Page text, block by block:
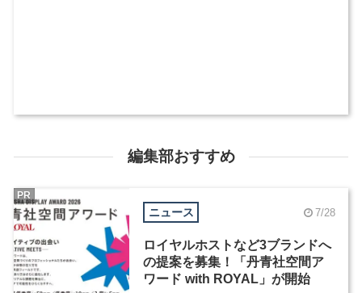
編集部おすすめ
ニュース 7/28
ロイヤルホストなど3ブランドへ
の提案を募集！「丹青社空間ア
ワード with ROYAL」が開始
PR